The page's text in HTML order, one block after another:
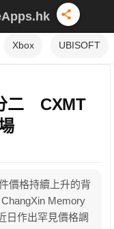
Xbox UBISOFT
二 CXMT
價格持續上升的背
Memory
日作出罕見價格調